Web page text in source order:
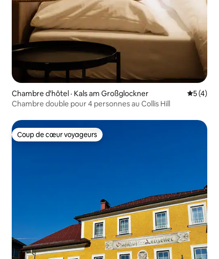
Chambre d'hôtel · Kals am Großglockner Note
5 (4)
Chambre double pour 4 personnes au Collis Hill
Coup de cœur voyageurs
Coup de cœur voyageurs